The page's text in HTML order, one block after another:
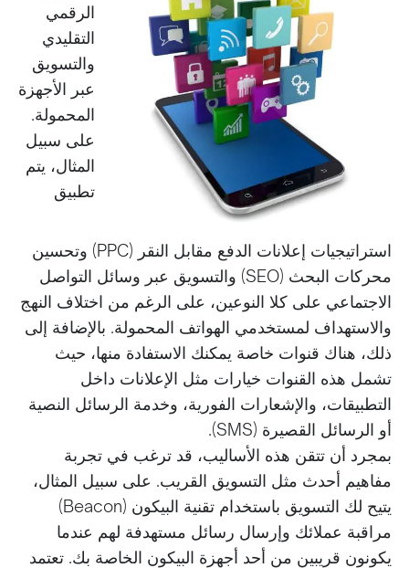
الرقمي
التقليدي
والتسويق
عبر الأجهزة
المحمولة.
على سبيل
المثال، يتم
تطبيق
استراتيجيات إعلانات الدفع مقابل النقر (PPC) وتحسين
محركات البحث (SEO) والتسويق عبر وسائل التواصل
الاجتماعي على كلا النوعين، على الرغم من اختلاف النهج
والاستهداف لمستخدمي الهواتف المحمولة. بالإضافة إلى
ذلك، هناك قنوات خاصة يمكنك الاستفادة منها، حيث
تشمل هذه القنوات خيارات مثل الإعلانات داخل
التطبيقات، والإشعارات الفورية، وخدمة الرسائل النصية
أو الرسائل القصيرة (SMS).
بمجرد أن تتقن هذه الأساليب، قد ترغب في تجربة
مفاهيم أحدث مثل التسويق القريب. على سبيل المثال،
يتيح لك التسويق باستخدام تقنية البيكون (Beacon)
مراقبة عملائك وإرسال رسائل مستهدفة لهم عندما
يكونون قريبين من أحد أجهزة البيكون الخاصة بك. تعتمد